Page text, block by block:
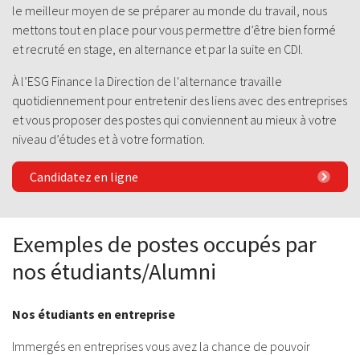
le meilleur moyen de se préparer au monde du travail, nous
mettons tout en place pour vous permettre d’être bien formé
et recruté en stage, en alternance et par la suite en CDI.
À l’ESG Finance la Direction de l'alternance travaille
quotidiennement pour entretenir des liens avec des entreprises
et vous proposer des postes qui conviennent au mieux à votre
niveau d’études et à votre formation.
Candidatez en ligne
Exemples de postes occupés par
nos étudiants/Alumni
Nos étudiants en entreprise
Immergés en entreprises vous avez la chance de pouvoir